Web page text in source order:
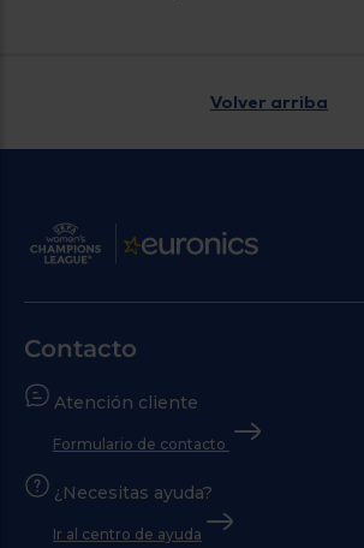
Volver arriba
Contacto
Atención cliente
Formulario de contacto
¿Necesitas ayuda?
Ir al centro de ayuda